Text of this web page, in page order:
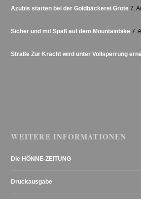
Azubis starten bei der Goldbäckerei Grote 7.
Sicher und mit Spaß auf dem Mountainbike 7.
Straße Zur Kracht wird unter Vollsperrung
WEITERE INFORMATIONEN
Die HÖNNE-ZEITUNG
Druckausgabe